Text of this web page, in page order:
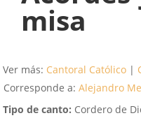
misa
Ver más: Cantoral Católico |
Corresponde a: Alejandro
Tipo de canto: Cordero de